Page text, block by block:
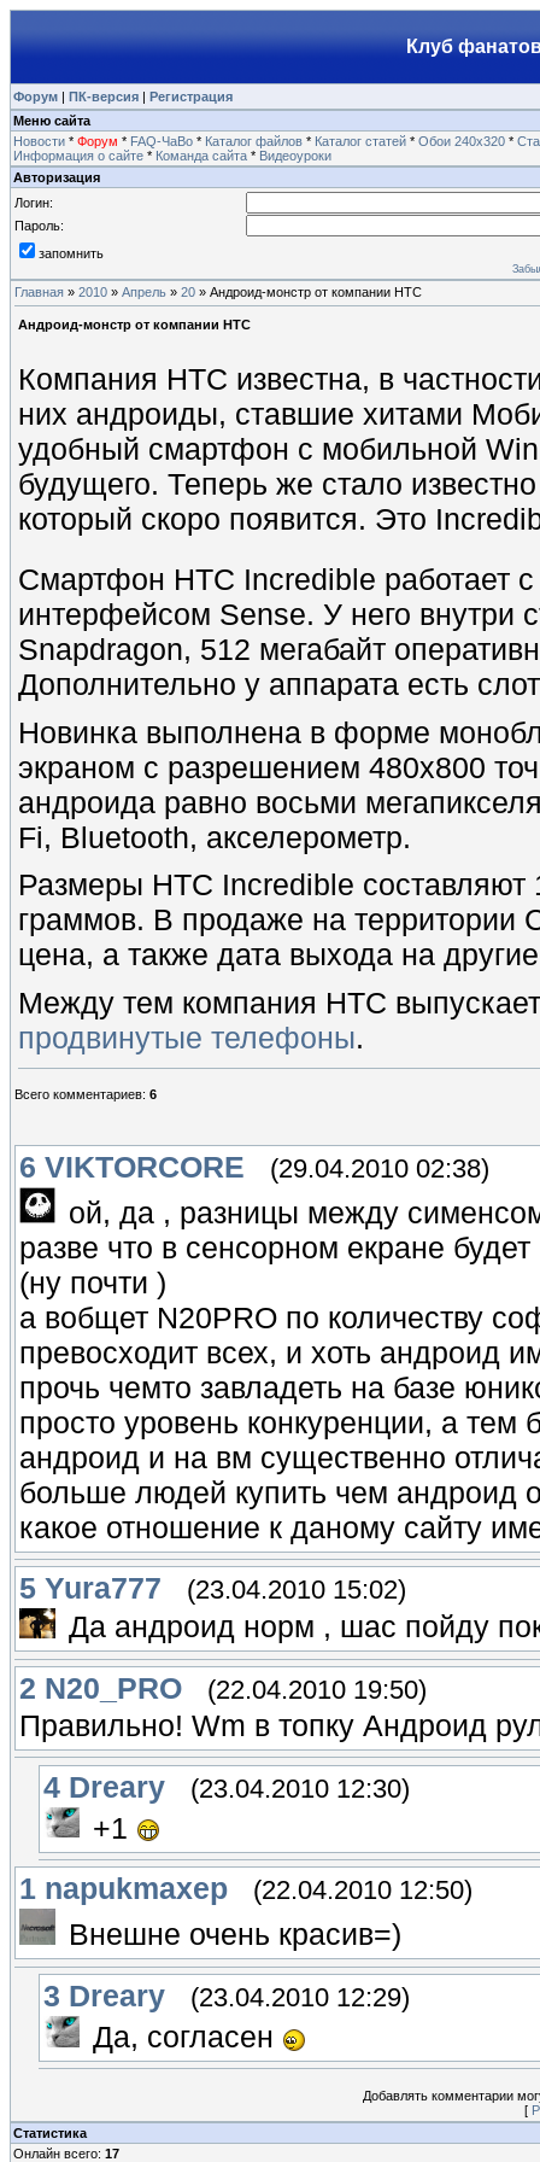
Клуб
Форум | ПК-версия | Регистрация
Меню сайта
Новости * Форум * FAQ-ЧаВо * Каталог файлов * Каталог статей * Обои 240х320 *
Информация о сайте * Команда сайта * Видеоуроки
Авторизация
Логин:
Пароль:
запомнить
Главная » 2010 » Апрель » 20 » Андроид-монстр от компании HTC
Андроид-монстр от компании HTC
Компания HTC известна, в
них андроиды, ставшие хитами
удобный смартфон с мобильной
будущего. Теперь же стало
который скоро появится. Это
Смартфон HTC Incredible работает
интерфейсом Sense. У него внутри
Snapdragon, 512 мегабайт
Дополнительно у аппарата есть
Новинка выполнена в форме
экраном с разрешением 480х800
андроида равно восьми
Fi, Bluetooth, акселерометр.
Размеры HTC Incredible
граммов. В продаже на территории
цена, а также дата выхода на
Между тем компания HTC
продвинутые телефоны.
Всего комментариев: 6
6 VIKTORCORE (29.04.2010 02:38)
ой, да , разницы между
разве что в сенсорном екране будет
(ну почти )
а вобщет N20PRO по количеству
превосходит всех, и хоть андроид
прочь чемто завладеть на базе
просто уровень конкуренции, а
андроид и на вм существенно
больше людей купить чем андроид
какое отношение к даному сайту
5 Yura777 (23.04.2010 15:02)
Да андроид норм , шас пойду
2 N20_PRO (22.04.2010 19:50)
Правильно! Wm в топку Андроид
4 Dreary (23.04.2010 12:30)
+1
1 napukmaxep (22.04.2010 12:50)
Внешне очень красив=)
3 Dreary (23.04.2010 12:29)
Да, согласен
Добавлять комментарии
[
Статистика
Онлайн всего: 17